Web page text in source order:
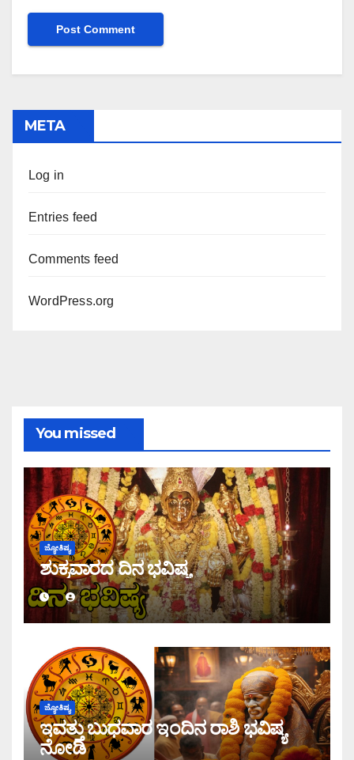
META
Log in
Entries feed
Comments feed
WordPress.org
You missed
ಜ್ಯೋತಿಷ್ಯ
ಶುಕ್ರವಾರದ ದಿನ ಭವಿಷ್ಯ
ಜ್ಯೋತಿಷ್ಯ
ಇವತ್ತು ಬುಧವಾರ ಇಂದಿನ ರಾಶಿ ಭವಿಷ್ಯ
ನೋಡಿ